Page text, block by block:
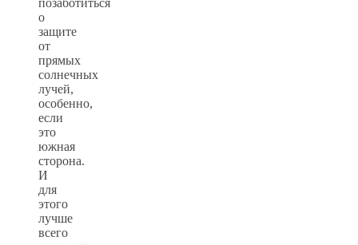
о
защите
от
прямых
солнечных
лучей,
особенно,
если
это
южная
сторона.
И
для
этого
лучше
всего